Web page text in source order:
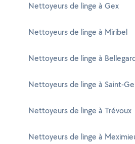
Nettoyeurs de linge à Gex
Nettoyeurs de linge à Miribel
Nettoyeurs de linge à
Nettoyeurs de linge à Saint-
Nettoyeurs de linge à Trévoux
Nettoyeurs de linge à